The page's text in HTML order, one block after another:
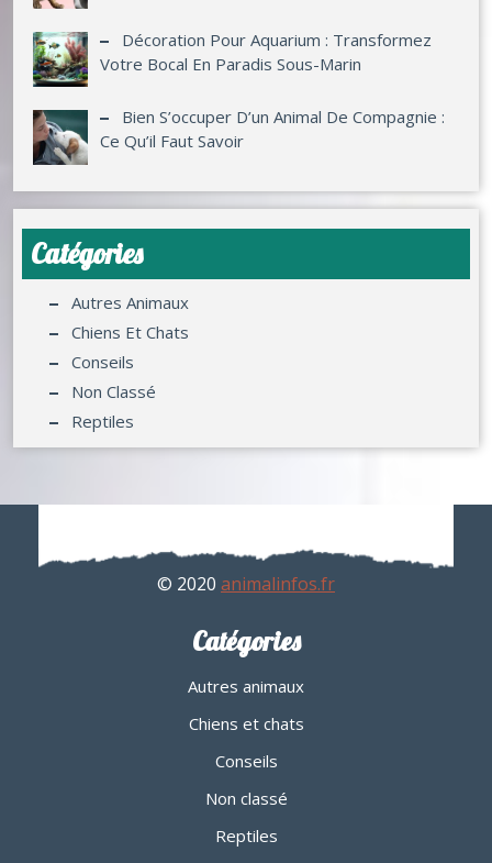
Décoration Pour Aquarium : Transformez
Votre Bocal En Paradis Sous-Marin
Bien S’occuper D’un Animal De Compagnie :
Ce Qu’il Faut Savoir
Catégories
Autres Animaux
Chiens Et Chats
Conseils
Non Classé
Reptiles
© 2020 animalinfos.fr
Catégories
Autres animaux
Chiens et chats
Conseils
Non classé
Reptiles